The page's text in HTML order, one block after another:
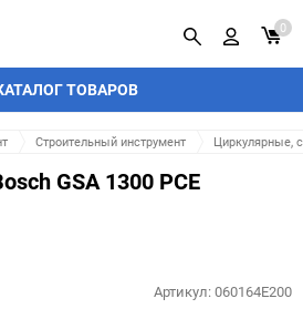
ТОВАРОВ
0
Строительный инструмент Циркулярные,
GSA 1300 PCE
Артикул:060164E200